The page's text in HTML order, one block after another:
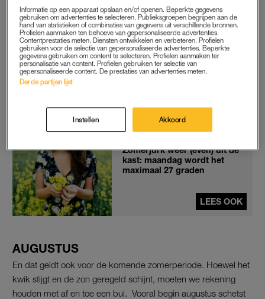
ondertussen al ruim 2 graden warmer dan aan het begin van
vorige eeuw. Als het warmer wordt, kan de lucht meer water
bevatten en dat kan ook weer naar beneden vallen.”
Voor iedere graad dat de lucht opwarmt, neemt de
hoeveelheid waterdamp erin met zo’n 7 procent toe. En dus
Zomerjurk weer (even) uit de
kast: maandag wordt het
maximaal 27 graden
LEES OOK
AUGUSTUS
En dat geldt ook voor de komende zomerperiode. Hoewel het
kwik stijgt en de zon geregeld schijnt, moeten we rekening
houden met af en toe een bui. Vooral begin augustus schetst
Informatie op een apparaat opslaan en/of openen. Beperkte gegevens
gebruiken om advertenties te selecteren. Publieksgroepen begrijpen aan de
hand van statistieken of combinaties van gegevens uit verschillende bronnen.
Profielen aanmaken ten behoeve van gepersonaliseerde advertenties.
Contentprestaties meten. Diensten ontwikkelen en verbeteren. Profielen
gebruiken voor de selectie van gepersonaliseerde advertenties. Beperkte
gegevens gebruiken om content te selecteren. Profielen aanmaken ter
personalisatie van content. Profielen gebruiken ter selectie van
gepersonaliseerde content. De prestaties van advertenties meten.
Derde partijen lijst
Instellen Akkoord